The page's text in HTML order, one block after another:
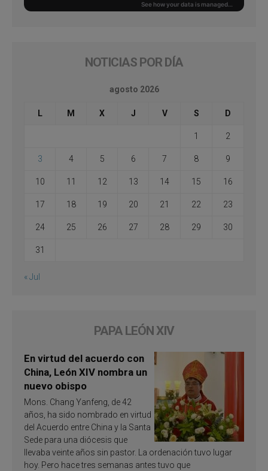
NOTICIAS POR DÍA
agosto 2026
L M X J V S D
1 2
3 4 5 6 7 8 9
10 11 12 13 14 15 16
17 18 19 20 21 22 23
24 25 26 27 28 29 30
31
« Jul
PAPA LEÓN XIV
En virtud del acuerdo con
China, León XIV nombra un
nuevo obispo
Mons. Chang Yanfeng, de 42
años, ha sido nombrado en virtud
del Acuerdo entre China y la Santa
Sede para una diócesis que
llevaba veinte años sin pastor. La ordenación tuvo lugar
hoy. Pero hace tres semanas antes tuvo que